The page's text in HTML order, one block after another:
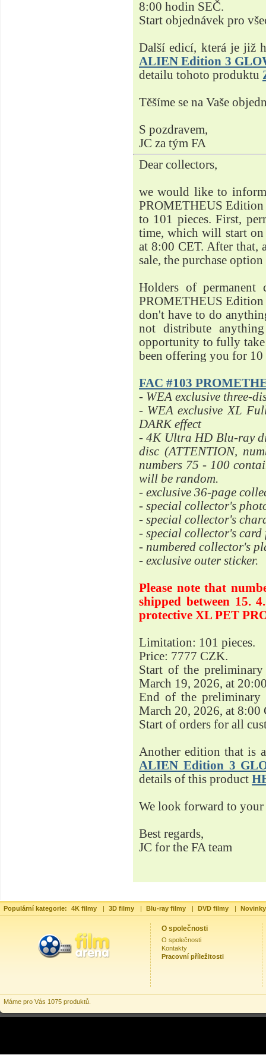
8:00 hodin SEČ.
Start objednávek pro
Další edicí, která je již
ALIEN Edition 3
detailu tohoto produktu
Těšíme se na Vaše
S pozdravem,
JC za tým FA
Dear collectors,
we would like to
PROMETHEUS
to 101 pieces. First,
time, which will start
at 8:00 CET. After that,
sale, the purchase
Holders of permanent
PROMETHEUS
don't have to do
not distribute
opportunity to fully take
been offering you for 10
FAC #103
- WEA exclusive three-
- WEA exclusive XL
DARK effect
- 4K Ultra HD Blu-ray
disc (ATTENTION,
numbers 75 - 100
will be random.
- exclusive 36-page
- special collector's
- special collector's
- special collector's card
- numbered collector's
- exclusive outer sticker.
Please note that
shipped between 15.
protective XL PET
Limitation: 101 pieces.
Price: 7777 CZK.
Start of the
March 19, 2026, at
End of the preliminary
March 20, 2026, at 8:00
Start of orders for all
Another edition that is
ALIEN Edition 3
details of this product
We look forward to
Best regards,
JC for the FA team
Populární kategorie: 4K filmy | 3D filmy | Blu-ray filmy | DVD filmy |
O společnosti
O společnosti
Kontakty
Pracovní příležitosti
Máme pro Vás 1075 produktů.